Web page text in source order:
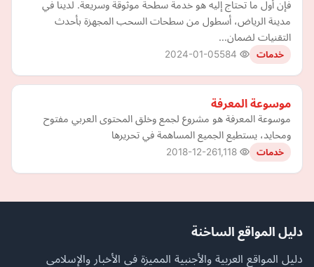
فإن أول ما تحتاج إليه هو خدمة سطحة موثوقة وسريعة. لدينا في
مدينة الرياض، أسطول من سطحات السحب المجهزة بأحدث
التقنيات لضمان…
خدمات 2024-01-05
موسوعة المعرفة
موسوعة المعرفة هو مشروع لجمع وخلق المحتوى العربي مفتوح
ومحايد، يستطيع الجميع المساهمة في تحريرها
خدمات 2018-12-26
دليل المواقع الساخنة
دليل المواقع العربية والأجنبية المميزة في الأخبار والإسلامي